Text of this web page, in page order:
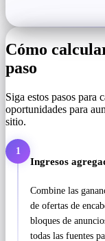
Cómo
paso
Siga estos pasos
oportunidades para
sitio.
1
Ingresos
Combine las
de ofertas de
bloques de
todas las fuentes